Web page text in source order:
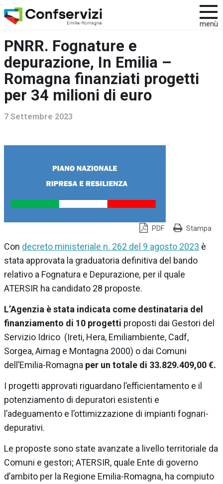
menù
PNRR. Fognature e
depurazione, In Emilia –
Romagna finanziati progetti
per 34 milioni di euro
7 Settembre 2023
PDF Stampa
Con decreto ministeriale n. 262 del 9 agosto 2023 è
stata approvata la graduatoria definitiva del bando
relativo a Fognatura e Depurazione, per il quale
ATERSIR ha candidato 28 proposte.
L’Agenzia è stata indicata come destinataria del
finanziamento di 10 progetti proposti dai Gestori del
Servizio Idrico (Ireti, Hera, Emiliambiente, Cadf,
Sorgea, Aimag e Montagna 2000) o dai Comuni
dell’Emilia-Romagna per un totale di 33.829.409,00 €.
I progetti approvati riguardano l’efficientamento e il
potenziamento di depuratori esistenti e
l’adeguamento e l’ottimizzazione di impianti fognari-
depurativi.
Le proposte sono state avanzate a livello territoriale da
Comuni e gestori; ATERSIR, quale Ente di governo
d’ambito per la Regione Emilia-Romagna, ha compiuto